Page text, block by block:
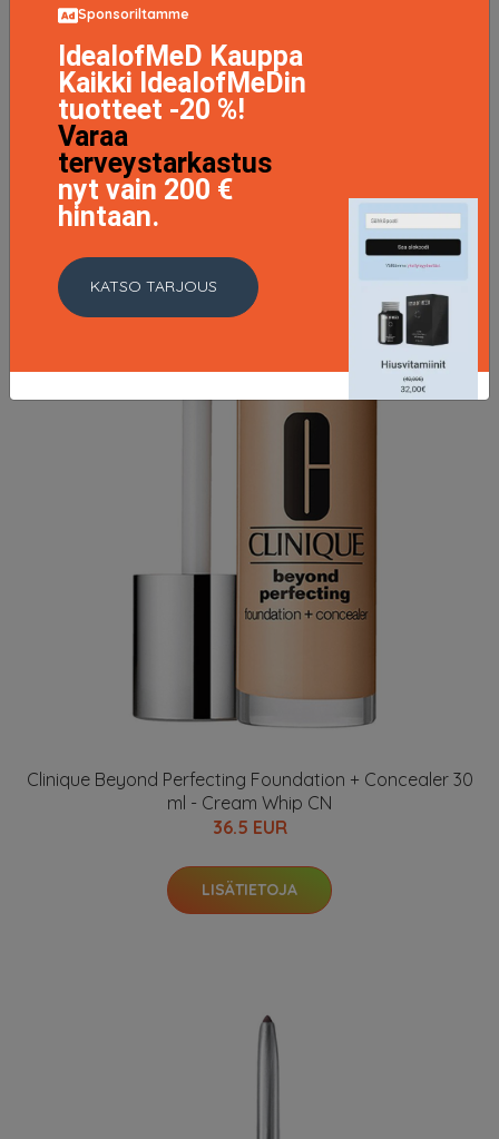
Clinique Even Better Concealer + Eraser 70 Vanilla 6ml
26.9 EUR
Clinique Beyond Perfecting Foundation + Concealer 30
ml - Cream Whip CN
36.5 EUR
LISÄTIETOJA
Sponsoriltamme
IdealofMeD Kauppa
Kaikki IdealofMeDin
tuotteet -20 %!
Varaa
terveystarkastus
nyt vain 200 €
hintaan.
KATSO TARJOUS